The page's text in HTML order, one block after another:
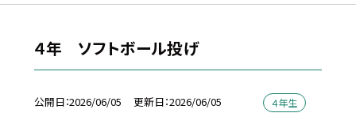
４年 ソフトボール投げ
公開日 2026/06/05 更新日 2026/06/05 ４年生